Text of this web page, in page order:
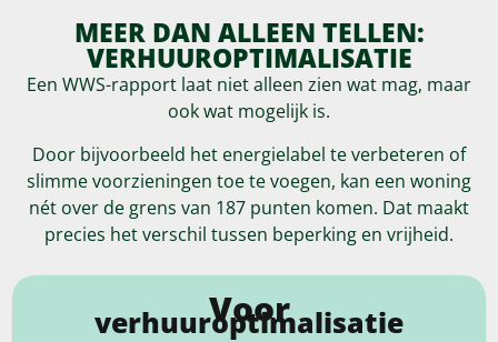
MEER DAN ALLEEN TELLEN:
VERHUUROPTIMALISATIE
Een WWS-rapport laat niet alleen zien wat mag, maar
ook wat mogelijk is.
Door bijvoorbeeld het energielabel te verbeteren of
slimme voorzieningen toe te voegen, kan een woning
nét over de grens van 187 punten komen. Dat maakt
precies het verschil tussen beperking en vrijheid.
Voor
verhuuroptimalisatie